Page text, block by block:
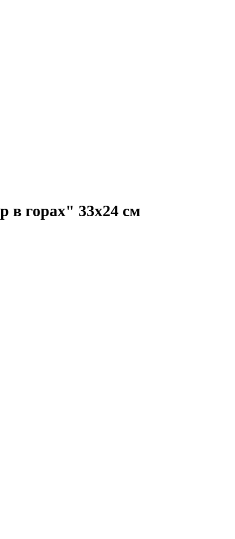
в горах" 33х24 см